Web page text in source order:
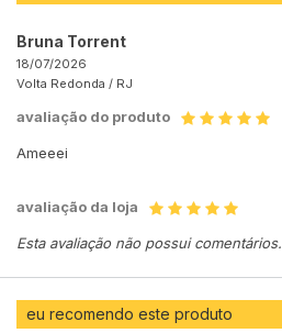
Bruna Torrent
18/07/2026
Volta Redonda / RJ
avaliação do produto
Ameeei
avaliação da loja
Esta avaliação não possui comentários.
eu recomendo este produto